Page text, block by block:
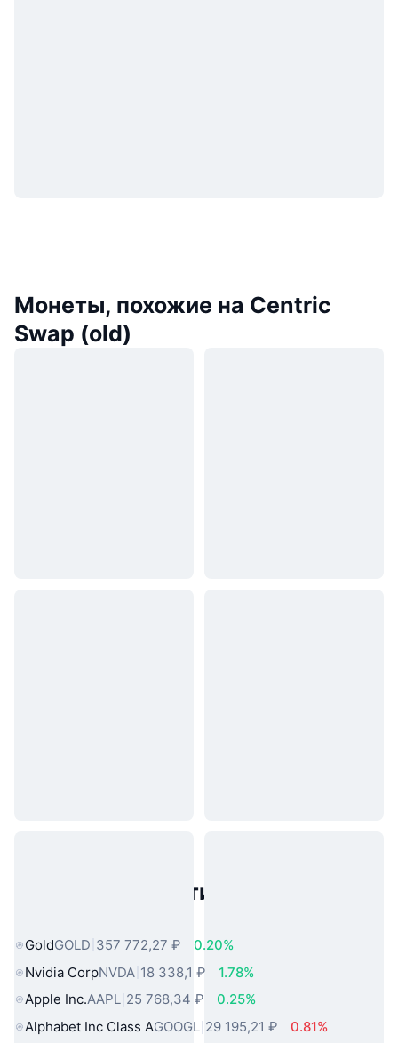
Монеты, похожие на Centric
Swap (old)
Популярные активы реального
GoldGOLD 357 772,27 ₽
0.20%
Nvidia CorpNVDA 18 338,1 ₽
1.78%
Apple Inc.AAPL 25 768,34 ₽
0.25%
Alphabet Inc Class AGOOGL 29 195,21 ₽
0.81%